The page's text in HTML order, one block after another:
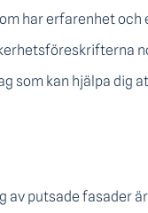
har erfarenhet
som kan hjälpa dig
putsade fasader